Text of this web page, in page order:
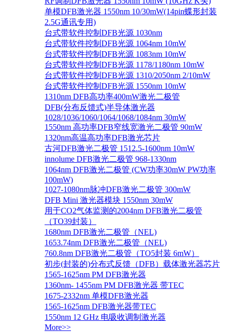
单模DFB激光器 1550nm 10/30mW(14pin蝶形封装
2.5G通讯专用)
台式带软件控制DFB光源 1030nm
台式带软件控制DFB光源 1064nm 10mW
台式带软件控制DFB光源 1083nm 10mW
台式带软件控制DFB光源 1178/1180nm 10mW
台式带软件控制DFB光源 1310/2050nm 2/10mW
台式带软件控制DFB光源 1550nm 10mW
1310nm DFB高功率400mW激光二极管
DFB(分布反馈式)半导体激光器
1028/1036/1060/1064/1068/1084nm 30mW
1550nm 高功率DFB窄线宽激光二极管 90mW
1320nm高温高功率DFB激光芯片
古河DFB激光二极管 1512.5-1600nm 10mW
innolume DFB激光二极管 968-1330nm
1064nm DFB激光二极管 (CW功率30mW PW功率
100mW)
1027-1080nm脉冲DFB激光二极管 300mW
DFB Mini 激光器模块 1550nm 30mW
用于CO2气体监测的2004nm DFB激光二极管
（TO39封装）
1680nm DFB激光二极管（NEL)
1653.74nm DFB激光二极管（NEL)
760.8nm DFB激光二极管（TO5封装 6mW）
初步(封装的)分布式反馈（DFB）载体激光器芯片
1565-1625nm PM DFB激光器
1360nm- 1455nm PM DFB激光器 带TEC
1675-2332nm 单模DFB激光器
1565-1625nm DFB激光器带TEC
1550nm 12 GHz 电吸收调制激光器
More>>